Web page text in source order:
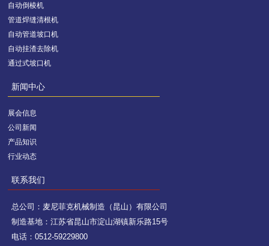
自动倒棱机
管道焊缝清根机
自动管道坡口机
自动挂渣去除机
通过式坡口机
新闻中心
展会信息
公司新闻
产品知识
行业动态
联系我们
总公司：麦尼菲克机械制造（昆山）有限公司
制造基地：江苏省昆山市淀山湖镇新乐路15号
电话：0512-59229800